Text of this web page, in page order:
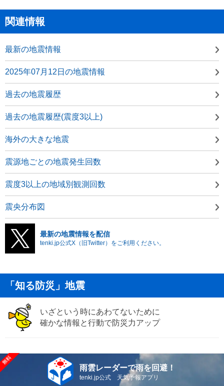
関連情報
最新の地震情報
2025年07月12日の地震情報
過去の地震履歴
過去の地震履歴(震度3以上)
海外の大きな地震
震源地ごとの地震発生回数
震度3以上の地域別観測回数
震央分布図
最新の地震情報を配信
tenki.jp公式X（旧Twitter）をご利用ください。
「知る防災」地震
いざという時にあわてないために
確かな情報と行動で防災力アップ
雨雲レーダーで雨を回避！
tenki.jp公式 天気予報アプリ